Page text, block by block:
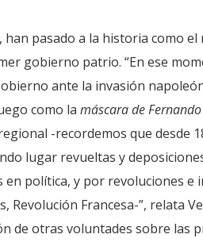
han pasado a la historia como
gobierno patrio. “En ese
ante la invasión
como la máscara de Fernando
-recordemos que desde
lugar revueltas y
política, y por revoluciones e
Francesa-”, relata
de otras voluntades sobre las